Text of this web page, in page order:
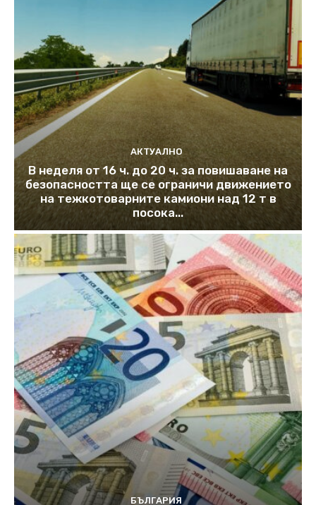
АКТУАЛНО
В неделя от 16 ч. до 20 ч. за повишаване на
безопасността ще се ограничи движението
на тежкотоварните камиони над 12 т в
посока...
БЪЛГАРИЯ